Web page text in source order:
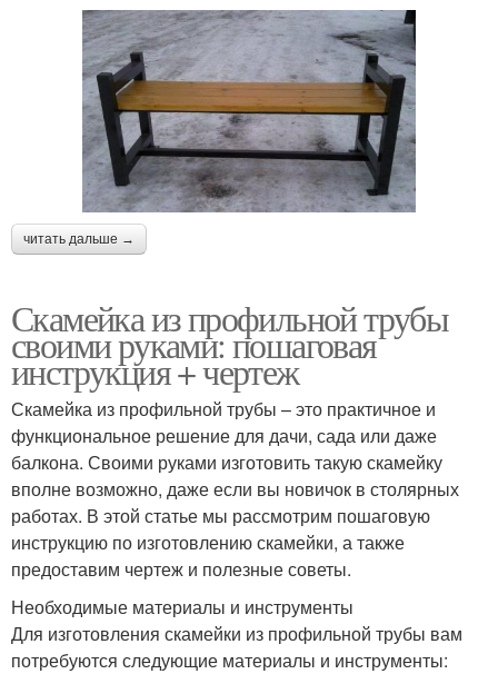
читать дальше →
Скамейка из профильной трубы
своими руками: пошаговая
инструкция + чертеж
Скамейка из профильной трубы – это практичное и
функциональное решение для дачи, сада или даже
балкона. Своими руками изготовить такую скамейку
вполне возможно, даже если вы новичок в столярных
работах. В этой статье мы рассмотрим пошаговую
инструкцию по изготовлению скамейки, а также
предоставим чертеж и полезные советы.
Необходимые материалы и инструменты
Для изготовления скамейки из профильной трубы вам
потребуются следующие материалы и инструменты: